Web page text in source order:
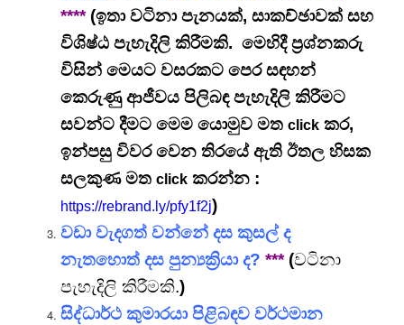
****(ඉතා වටිනා පැනයක්, සාකච්ඡාවක් සහ
විශිෂ්ඨ පැහැදිලි කිරීමකි. මෙහිදී ප්‍රශ්නකරු
විසින් මෙයට වසරකට පෙර සඳහන්
කෙරුණු ආජීවය පිලිබඳ පැහැදිලි කිරීමට
සවන්ට දීමට මෙම යොමුව මත clickකර,
ඉන්පසු විවර වෙන තිරයේ ඇති ඊතල හිසක
සලකුණ මත clickකරන්න :
https://rebrand.ly/pfy1f2j)
වඩා වැදගත් වන්නේ දස කුසල් ද
නැතහොත් දස පුන්‍යක්‍රියා ද? ***(වටිනා
පැහැදිලි කිරීමකි.)
සිද්ධාර්ථ කුමාරයා පිළිබඳව වර්ථමාන